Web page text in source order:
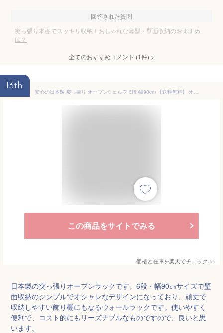
回答された質問
突っ張り本棚でスッキリ収納！おしゃれな薄型・壁面収納のおすすめ
は？
全てのおすすめコメント (1件) >
13th
安心の日本製 突っ張り オープンシェルフ 6段 幅90cm 【送料無料】 オープンラック 突っ張り棚 突っ張りラック おしゃれ 日本製 安い 頑丈 強力 壁面収納 壁面ラック リビング 飾り棚 ウォールラック ウォールシェルフ
この商品をサイトでみる
価格と在庫を楽天でチェック >>
日本製の突っ張りオープンラックです。6段・幅90㎝サイズで壁
面収納のシンプルでオシャレなデザインになっており、頑丈で
収納しやすい飾り棚にもなるウォールラックです。使いやすく
便利で、コスト的にもリーズナブルなものですので、良いと思
います。